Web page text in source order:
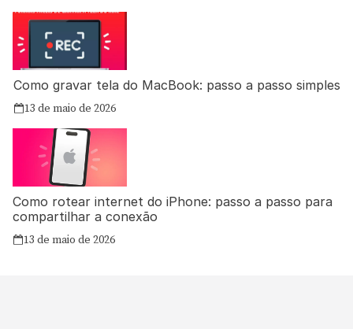
Como gravar tela do MacBook: passo a passo simples
13 de maio de 2026
Como rotear internet do iPhone: passo a passo para
compartilhar a conexão
13 de maio de 2026